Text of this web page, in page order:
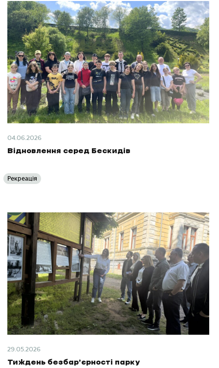
04.06.2026
Відновлення серед Бескидів
Рекреація
29.05.2026
Тиждень безбар’єрності парку